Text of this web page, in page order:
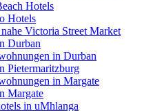
Hotels
Hotels
Victoria Street Market
Durban
in Durban
Pietermaritzburg
in Margate
Margate
in uMhlanga